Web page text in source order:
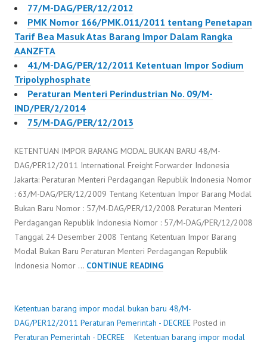
77/M-DAG/PER/12/2012
PMK Nomor 166/PMK.011/2011 tentang Penetapan
Tarif Bea Masuk Atas Barang Impor Dalam Rangka
AANZFTA
41/M-DAG/PER/12/2011 Ketentuan Impor Sodium
Tripolyphosphate
Peraturan Menteri Perindustrian No. 09/M-
IND/PER/2/2014
75/M-DAG/PER/12/2013
KETENTUAN IMPOR BARANG MODAL BUKAN BARU 48/M-
DAG/PER12/2011 International Freight Forwarder Indonesia
Jakarta: Peraturan Menteri Perdagangan Republik Indonesia Nomor
: 63/M-DAG/PER/12/2009 Tentang Ketentuan Impor Barang Modal
Bukan Baru Nomor : 57/M-DAG/PER/12/2008 Peraturan Menteri
Perdagangan Republik Indonesia Nomor : 57/M-DAG/PER/12/2008
Tanggal 24 Desember 2008 Tentang Ketentuan Impor Barang
Modal Bukan Baru Peraturan Menteri Perdagangan Republik
Indonesia Nomor … CONTINUE READINGKETENTUAN
MODAL
BUKAN
BARU
Ketentuan barang impor modal bukan baru 48/M-
DAG/PER12/2011 Peraturan Pemerintah - DECREE Posted in
Peraturan Pemerintah - DECREE
Ketentuan barang impor modal